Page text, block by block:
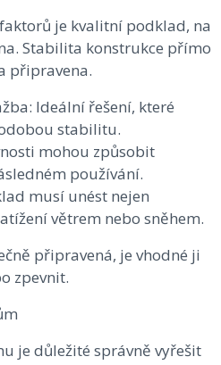
je kvalitní podklad, na
Stabilita konstrukce přímo
připravena.
Ideální řešení, které
stabilitu.
mohou způsobit
používání.
musí unést nejen
větrem nebo sněhem.
připravená, je vhodné ji
zpevnit.
je důležité správně vyřešit